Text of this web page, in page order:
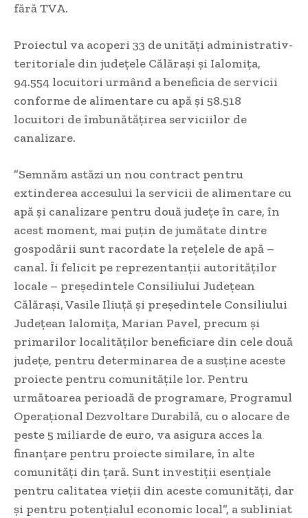
fără TVA.
Proiectul va acoperi 33 de unități administrativ-
teritoriale din județele Călărași și Ialomița,
94.554 locuitori urmând a beneficia de servicii
conforme de alimentare cu apă și 58.518
locuitori de îmbunătățirea serviciilor de
canalizare.
”Semnăm astăzi un nou contract pentru
extinderea accesului la servicii de alimentare cu
apă și canalizare pentru două județe în care, în
acest moment, mai puțin de jumătate dintre
gospodării sunt racordate la rețelele de apă –
canal. Îi felicit pe reprezentanții autorităților
locale – președintele Consiliului Județean
Călărași, Vasile Iliuță și președintele Consiliului
Județean Ialomița, Marian Pavel, precum și
primarilor localităților beneficiare din cele două
județe, pentru determinarea de a susține aceste
proiecte pentru comunitățile lor. Pentru
următoarea perioadă de programare, Programul
Operațional Dezvoltare Durabilă, cu o alocare de
peste 5 miliarde de euro, va asigura acces la
finanțare pentru proiecte similare, în alte
comunități din țară. Sunt investiții esențiale
pentru calitatea vieții din aceste comunități, dar
și pentru potențialul economic local”, a subliniat